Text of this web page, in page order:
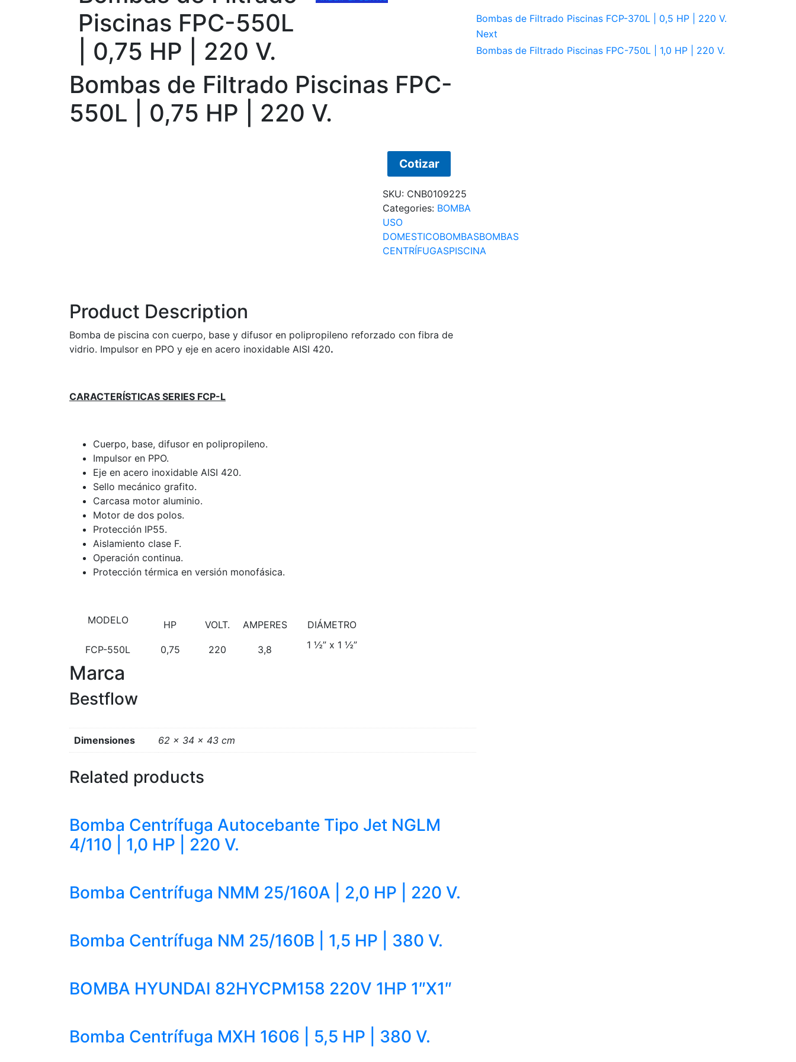
Bombas de Filtrado Piscinas FCP-370L | 0,5 HP | 220 V.
Next
Bombas de Filtrado Piscinas FPC-750L | 1,0 HP | 220 V.
Piscinas FPC-550L
| 0,75 HP | 220 V.
Bombas de Filtrado Piscinas FPC-
550L | 0,75 HP | 220 V.
Cotizar
SKU: CNB0109225
Categories: BOMBA
USO
DOMESTICOBOMBASBOMBAS
CENTRÍFUGASPISCINA
Product Description
Bomba de piscina con cuerpo, base y difusor en polipropileno reforzado con fibra de
vidrio. Impulsor en PPO y eje en acero inoxidable AISI 420.
CARACTERÍSTICAS SERIES FCP-L
Cuerpo, base, difusor en polipropileno.
Impulsor en PPO.
Eje en acero inoxidable AISI 420.
Sello mecánico grafito.
Carcasa motor aluminio.
Motor de dos polos.
Protección IP55.
Aislamiento clase F.
Operación continua.
Protección térmica en versión monofásica.
MODELO HP VOLT. AMPERES DIÁMETRO
FCP-550L 0,75 220 3,8 1 ½” x 1 ½”
Marca
Bestflow
Dimensiones 62 × 34 × 43 cm
Related products
Bomba Centrífuga Autocebante Tipo Jet NGLM
4/110 | 1,0 HP | 220 V.
Bomba Centrífuga NMM 25/160A | 2,0 HP | 220 V.
Bomba Centrífuga NM 25/160B | 1,5 HP | 380 V.
BOMBA HYUNDAI 82HYCPM158 220V 1HP 1″X1″
Bomba Centrífuga MXH 1606 | 5,5 HP | 380 V.